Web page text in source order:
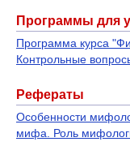
Программы для
Программа курса
Контрольные
Рефераты
Особенности
мифа. Роль